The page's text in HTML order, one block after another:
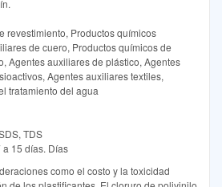
revestimiento, Productos químicos
de cuero, Productos químicos de
Agentes auxiliares de plástico, Agentes
Agentes auxiliares textiles,
tratamiento del agua
TDS
a 15 días. Días
como el costo y la toxicidad